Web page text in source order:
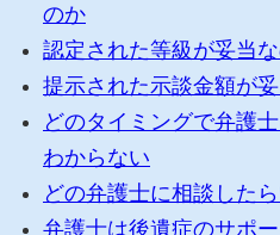
のか
認定された等級が妥当
提示された示談金額が
どのタイミングで弁護
わからない
どの弁護士に相談した
弁護士は後遺症のサポ